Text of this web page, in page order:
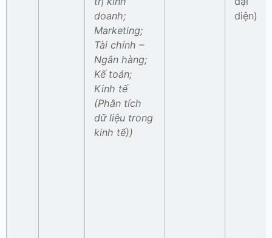
doanh;
Marketing;
Tài chính –
Ngân hàng;
Kế toán;
Kinh tế
(Phân tích
dữ liệu trong
kinh tế))
diện)